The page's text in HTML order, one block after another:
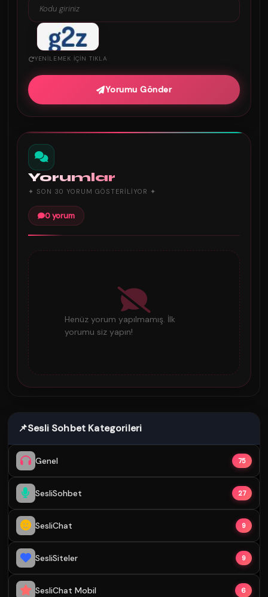
YENILEMEK IÇIN TIKLA
Yorumu Gönder
Yorumlar
✦ SON 30 YORUM GÖSTERILIYOR ✦
0 yorum
Henüz yorum yapılmamış. İlk
yorumu siz yapın!
📌Sesli Sohbet Kategorileri
Genel 75
SesliSohbet 27
SesliChat 9
SesliSiteler 9
SesliChat Mobil 6